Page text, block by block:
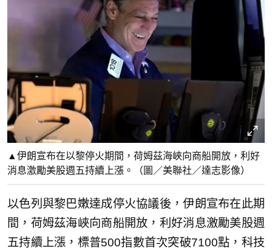
▲伊朗宣布在以黎停火期間，荷姆茲海峽向商船開放，利好
消息激勵美股週五持續上漲。（圖／美聯社／達志影像）
以色列與黎巴嫩達成停火協議後，伊朗宣布在此期
間，荷姆茲海峽向商船開放，利好消息激勵美股週
五持續上漲，標普500指數首次突破7100點，科技